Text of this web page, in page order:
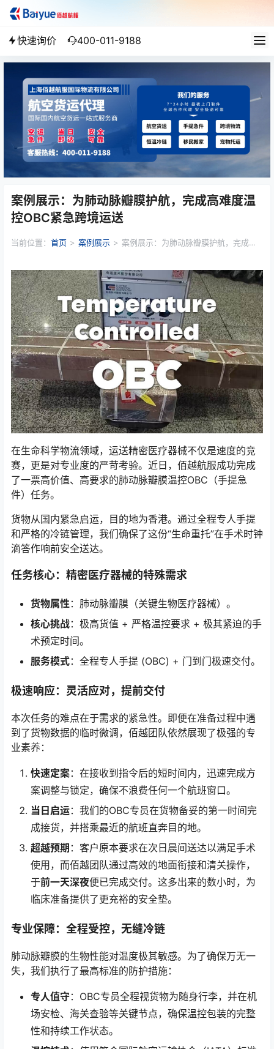
快速询价 400-011-9188
案例展示：为肺动脉瓣膜护航，完成高难度温
控OBC紧急跨境运送
当前位置： 首页 > 案例展示 > 案例展示：为肺动脉瓣膜护航，完成高
在生命科学物流领域，运送精密医疗器械不仅是速度的竞
赛，更是对专业度的严苛考验。近日，佰越航服成功完成
了一票高价值、高要求的肺动脉瓣膜温控OBC（手提急
件）任务。
货物从国内紧急启运，目的地为香港。通过全程专人手提
和严格的冷链管理，我们确保了这份“生命重托”在手术时钟
滴答作响前安全送达。
任务核心：精密医疗器械的特殊需求
货物属性 ：肺动脉瓣膜（关键生物医疗器械）。
核心挑战：极高货值 + 严格温控要求 + 极其紧迫的手
术预定时间。
服务模式：全程专人手提 (OBC) + 门到门极速交付。
极速响应：灵活应对，提前交付
本次任务的难点在于需求的紧急性。即便在准备过程中遇
到了货物数据的临时微调，佰越团队依然展现了极强的专
业素养：
快速定案：在接收到指令后的短时间内，迅速完成方
案调整与锁定，确保不浪费任何一个航班窗口。
当日启运：我们的OBC专员在货物备妥的第一时间完
成接货，并搭乘最近的航班直奔目的地。
超越预期 ：客户原本要求在次日晨间送达以满足手术
使用，而佰越团队通过高效的地面衔接和清关操作，
于前一天深夜便已完成交付。这多出来的数小时，为
临床准备提供了更充裕的安全垫。
专业保障：全程受控，无缝冷链
肺动脉瓣膜的生物性能对温度极其敏感。为了确保万无一
失，我们执行了最高标准的防护措施：
专人值守：OBC专员全程视货物为随身行李，并在机
场安检、海关查验等关键节点，确保温控包装的完整
性和持续工作状态。